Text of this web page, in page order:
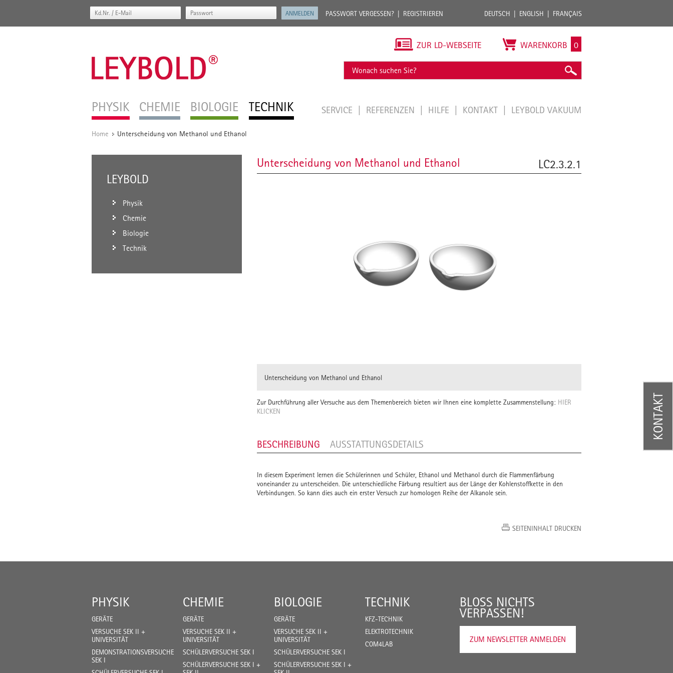
PASSWORT VERGESSEN? REGISTRIEREN DEUTSCH ENGLISH FRANÇAIS
PHYSIK CHEMIE BIOLOGIE TECHNIK
ZUR LD-WEBSEITE WARENKORB 0
SERVICE REFERENZEN HILFE KONTAKT LEYBOLD VAKUUM
Home / Unterscheidung von Methanol und Ethanol
LEYBOLD
Physik
Chemie
Biologie
Technik
Unterscheidung von Methanol und Ethanol LC2.3.2.1
Unterscheidung von Methanol und Ethanol
Zur Durchführung aller Versuche aus dem Themenbereich bieten wir Ihnen eine komplette Zusammenstellung: HIER
KLICKEN
BESCHREIBUNG AUSSTATTUNGSDETAILS
In diesem Experiment lernen die Schülerinnen und Schüler, Ethanol und Methanol durch die Flammenfärbung
voneinander zu unterscheiden. Die unterschiedliche Färbung resultiert aus der Länge der Kohlenstoffkette in den
Verbindungen. So kann dies auch ein erster Versuch zur homologen Reihe der Alkanole sein.
SEITENINHALT DRUCKEN
PHYSIK
GERÄTE
VERSUCHE SEK II +
UNIVERSITÄT
DEMONSTRATIONSVERSUCHE
SEK I
CHEMIE
GERÄTE
VERSUCHE SEK II +
UNIVERSITÄT
SCHÜLERVERSUCHE SEK I
SCHÜLERVERSUCHE SEK I +
BIOLOGIE
GERÄTE
VERSUCHE SEK II +
UNIVERSITÄT
SCHÜLERVERSUCHE SEK I
SCHÜLERVERSUCHE SEK I +
TECHNIK
KFZ-TECHNIK
ELEKTROTECHNIK
COM4LAB
BLOSS NICHTS V
ERPASSEN!
ZUM NEWSLETTER ANMELDEN
KONTAKT